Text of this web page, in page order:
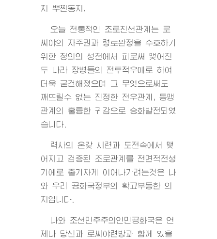
치 뿌찐동지,
오늘 전통적인 조로친선관계는 로
씨야의 자주권과 령토완정을 수호하기
위한 정의의 성전에서 피로써 맺어진
두 나라 장병들의 전투적우애로 하여
더욱 굳건해졌으며 그 무엇으로써도
깨뜨릴수 없는 진정한 전우관계, 동맹
관계의 훌륭한 귀감으로 승화발전되였
습니다.
력사의 온갖 시련과 도전속에서 맺
어지고 검증된 조로관계를 전면적전성
기에로 줄기차게 이어나가려는것은 나
와 우리 공화국정부의 확고부동한 의
지입니다.
나와 조선민주주의인민공화국은 언
제나 당신과 로씨야련방과 함께 있을